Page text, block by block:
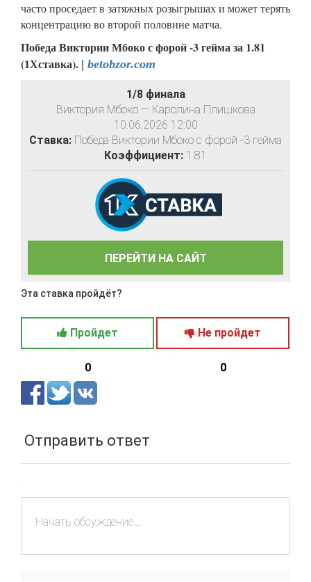
часто проседает в затяжных розыгрышах и может терять
концентрацию во второй половине матча.
Победа Виктории Мбоко с форой -3 гейма за 1.81
(1Хставка). | betobzor.com
1/8 финала
Виктория Мбоко — Каролина Плишкова
10.06.2026 12:00
Ставка: Победа Виктории Мбоко с форой -3 гейма
Коэффициент: 1.81
ПЕРЕЙТИ НА САЙТ
Эта ставка пройдёт?
Пройдет
0
Не пройдет
0
Отправить ответ